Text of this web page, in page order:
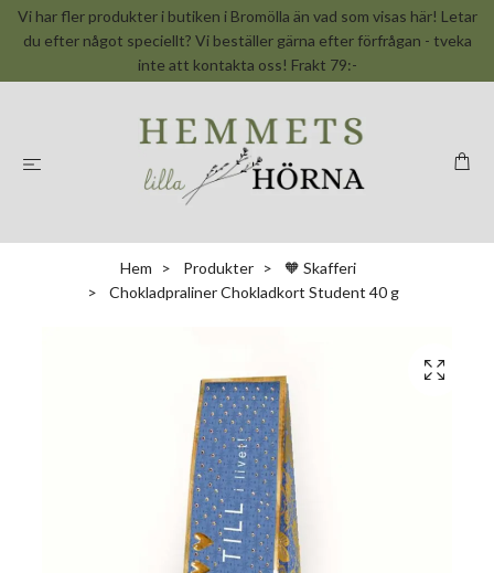
Vi har fler produkter i butiken i Bromölla än vad som visas här! Letar
du efter något speciellt? Vi beställer gärna efter förfrågan - tveka
inte att kontakta oss! Frakt 79:-
Hem Produkter
🧡 Skafferi
Chokladpraliner Chokladkort Student 40 g